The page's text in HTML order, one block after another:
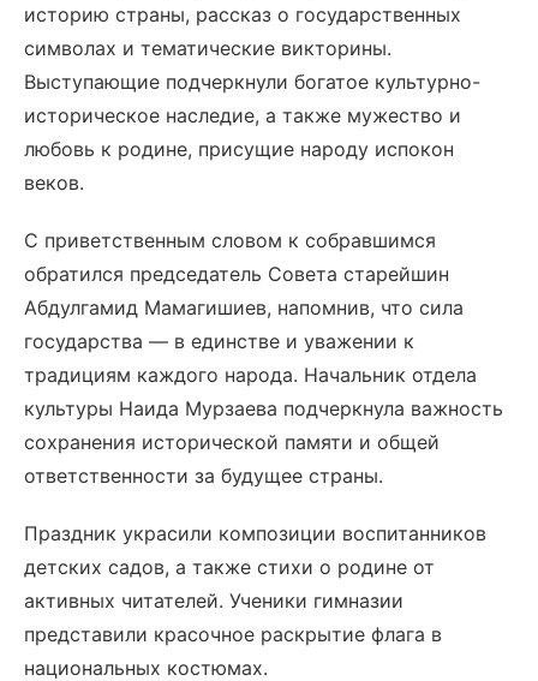
историю страны, рассказ о государственных
символах и тематические викторины.
Выступающие подчеркнули богатое культурно-
историческое наследие, а также мужество и
любовь к родине, присущие народу испокон
веков.
С приветственным словом к собравшимся
обратился председатель Совета старейшин
Абдулгамид Мамагишиев, напомнив, что сила
государства — в единстве и уважении к
традициям каждого народа. Начальник отдела
культуры Наида Мурзаева подчеркнула важность
сохранения исторической памяти и общей
ответственности за будущее страны.
Праздник украсили композиции воспитанников
детских садов, а также стихи о родине от
активных читателей. Ученики гимназии
представили красочное раскрытие флага в
национальных костюмах.